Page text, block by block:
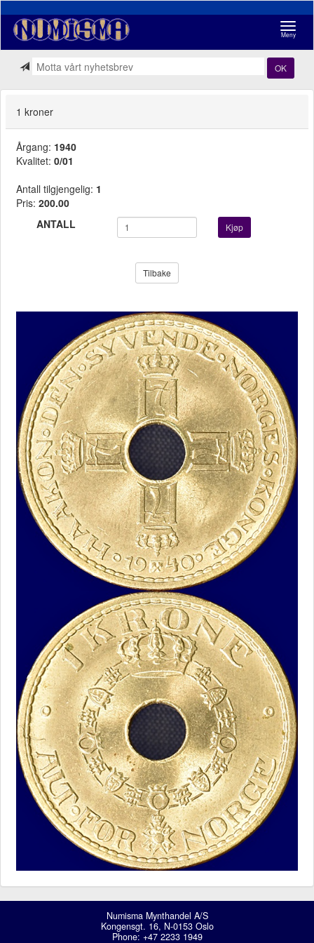
Meny
OK
1 kroner
Årgang: 1940
Kvalitet: 0/01
Antall tilgjengelig: 1
Pris: 200.00
ANTALL
Kjøp
Tilbake
Numisma Mynthandel A/S
Kongensgt. 16, N-0153 Oslo
Phone: +47 2233 1949